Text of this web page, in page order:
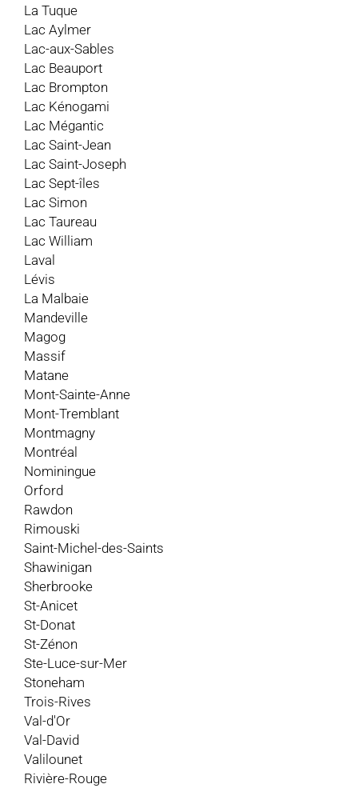
La Tuque
Lac Aylmer
Lac-aux-Sables
Lac Beauport
Lac Brompton
Lac Kénogami
Lac Mégantic
Lac Saint-Jean
Lac Saint-Joseph
Lac Sept-îles
Lac Simon
Lac Taureau
Lac William
Laval
Lévis
La Malbaie
Mandeville
Magog
Massif
Matane
Mont-Sainte-Anne
Mont-Tremblant
Montmagny
Montréal
Nominingue
Orford
Rawdon
Rimouski
Saint-Michel-des-Saints
Shawinigan
Sherbrooke
St-Anicet
St-Donat
St-Zénon
Ste-Luce-sur-Mer
Stoneham
Trois-Rives
Val-d'Or
Val-David
Valilounet
Rivière-Rouge